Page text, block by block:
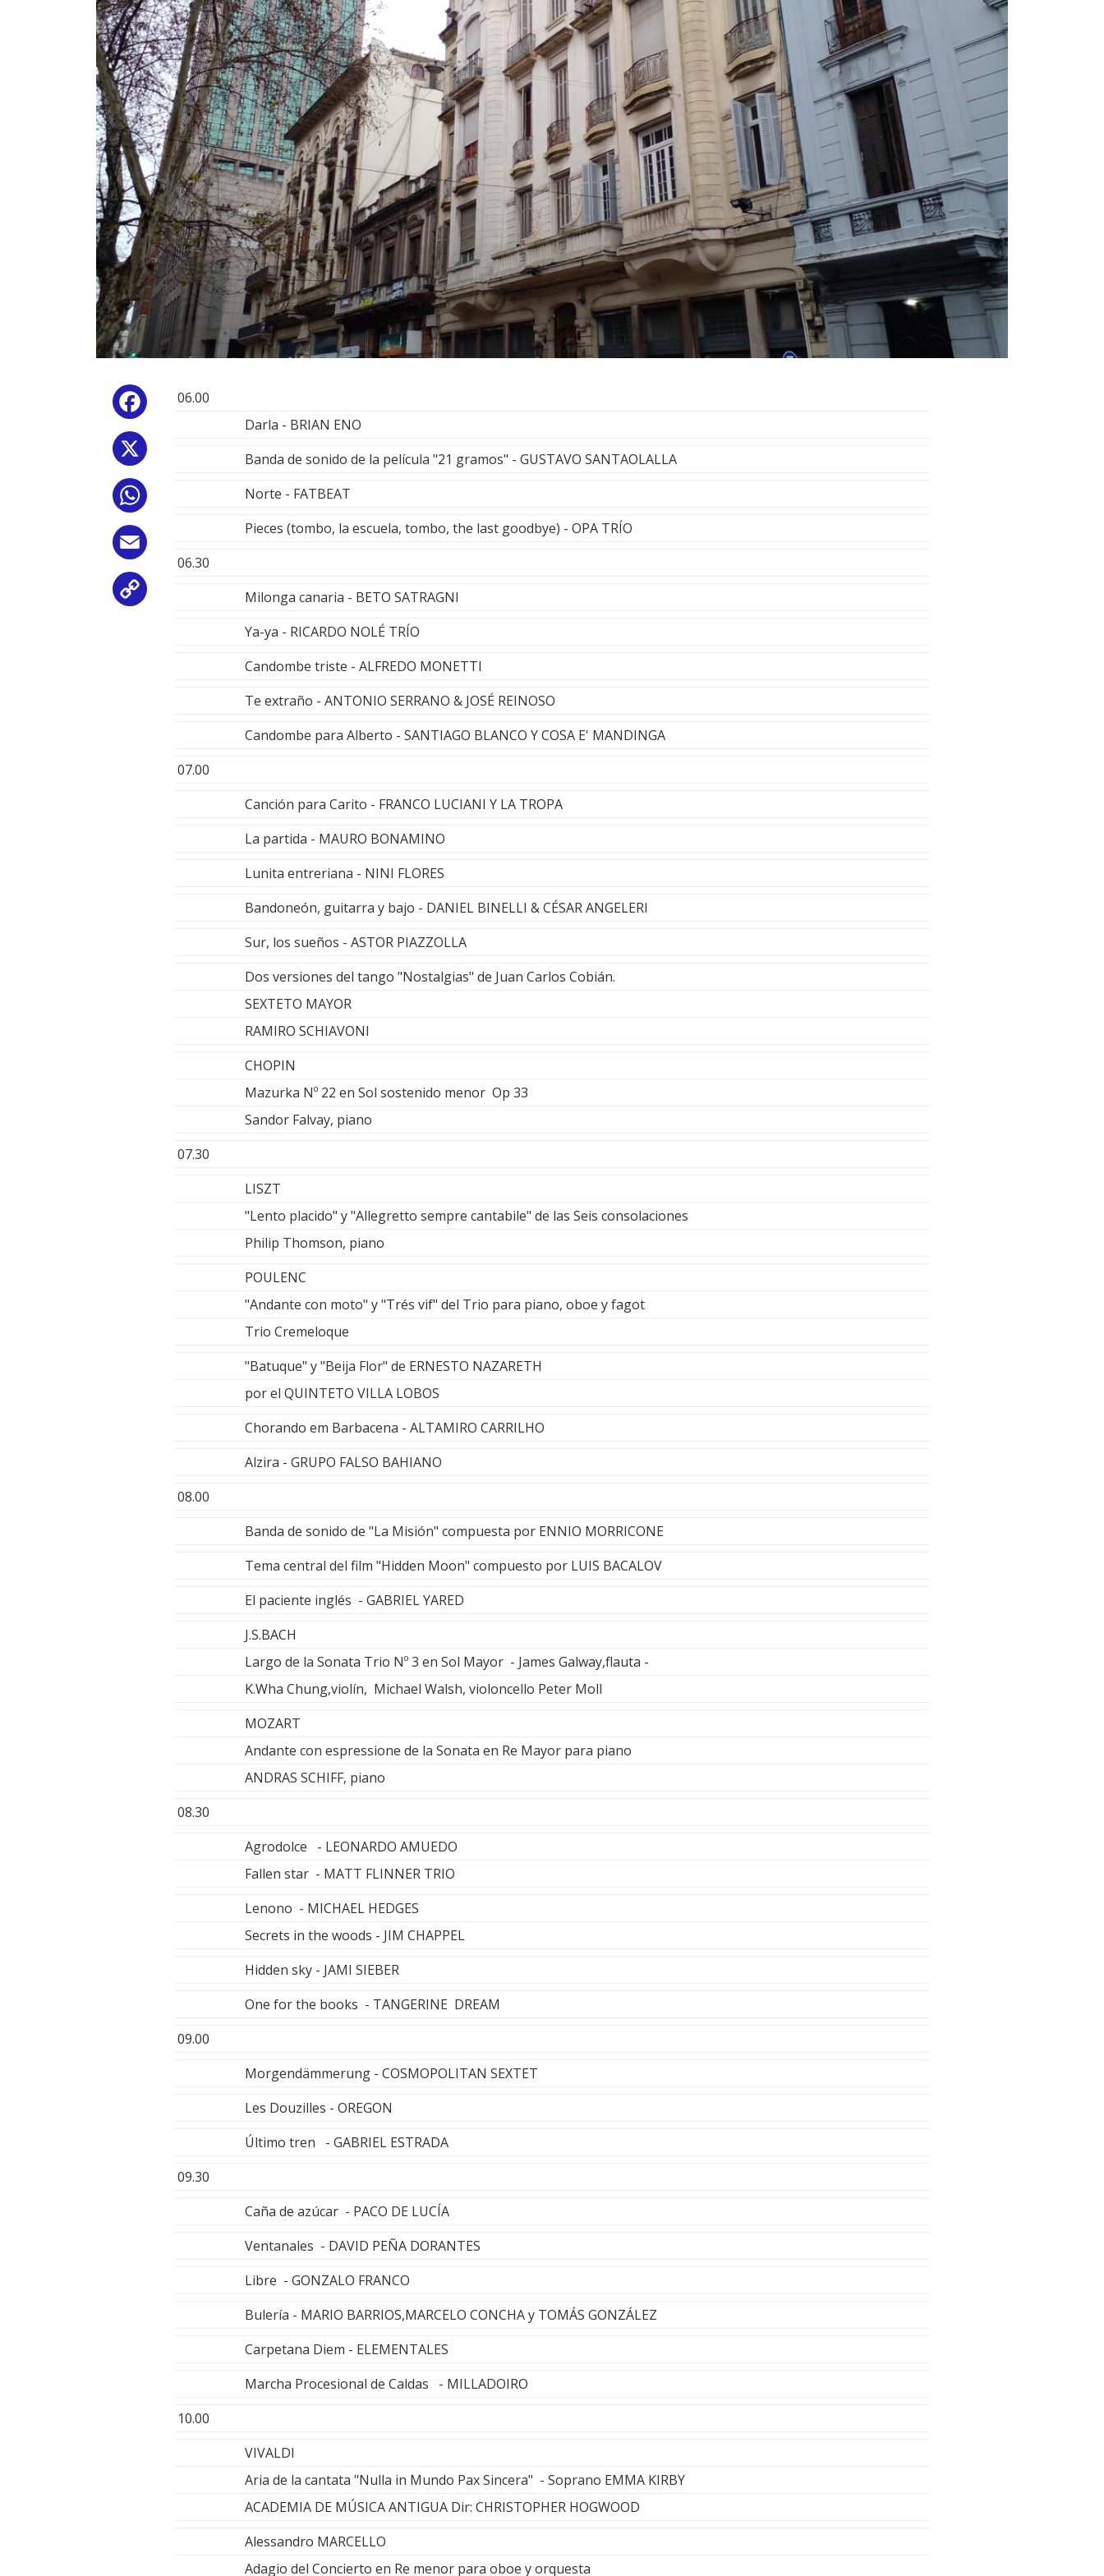
Facebook
06.00
Darla - BRIAN ENO
Banda de sonido de la película "21 gramos" - GUSTAVO SANTAOLALLA
Norte - FATBEAT
Pieces (tombo, la escuela, tombo, the last goodbye) - OPA TRÍO
06.30
Milonga canaria - BETO SATRAGNI
Ya-ya - RICARDO NOLÉ TRÍO
Candombe triste - ALFREDO MONETTI
Te extraño - ANTONIO SERRANO & JOSÉ REINOSO
Candombe para Alberto - SANTIAGO BLANCO Y COSA E' MANDINGA
07.00
Canción para Carito - FRANCO LUCIANI Y LA TROPA
La partida - MAURO BONAMINO
Lunita entreriana - NINI FLORES
Bandoneón, guitarra y bajo - DANIEL BINELLI & CÉSAR ANGELERI
Sur, los sueños - ASTOR PIAZZOLLA
Dos versiones del tango "Nostalgias" de Juan Carlos Cobián.
SEXTETO MAYOR
RAMIRO SCHIAVONI
CHOPIN
Mazurka Nº 22 en Sol sostenido menor Op 33
Sandor Falvay, piano
07.30
LISZT
"Lento placido" y "Allegretto sempre cantabile" de las Seis consolaciones
Philip Thomson, piano
POULENC
"Andante con moto" y "Trés vif" del Trio para piano, oboe y fagot
Trio Cremeloque
"Batuque" y "Beija Flor" de ERNESTO NAZARETH
por el QUINTETO VILLA LOBOS
Chorando em Barbacena - ALTAMIRO CARRILHO
Alzira - GRUPO FALSO BAHIANO
08.00
Banda de sonido de "La Misión" compuesta por ENNIO MORRICONE
Tema central del film "Hidden Moon" compuesto por LUIS BACALOV
El paciente inglés - GABRIEL YARED
J.S.BACH
Largo de la Sonata Trio Nº 3 en Sol Mayor - James Galway,flauta -
K.Wha Chung,violín, Michael Walsh, violoncello Peter Moll
MOZART
Andante con espressione de la Sonata en Re Mayor para piano
ANDRAS SCHIFF, piano
08.30
Agrodolce - LEONARDO AMUEDO
Fallen star - MATT FLINNER TRIO
Lenono - MICHAEL HEDGES
Secrets in the woods - JIM CHAPPEL
Hidden sky - JAMI SIEBER
One for the books - TANGERINE DREAM
09.00
Morgendämmerung - COSMOPOLITAN SEXTET
Les Douzilles - OREGON
Último tren - GABRIEL ESTRADA
09.30
Caña de azúcar - PACO DE LUCÍA
Ventanales - DAVID PEÑA DORANTES
Libre - GONZALO FRANCO
Bulería - MARIO BARRIOS,MARCELO CONCHA y TOMÁS GONZÁLEZ
Carpetana Diem - ELEMENTALES
Marcha Procesional de Caldas - MILLADOIRO
10.00
VIVALDI
Aria de la cantata "Nulla in Mundo Pax Sincera" - Soprano EMMA KIRBY
ACADEMIA DE MÚSICA ANTIGUA Dir: CHRISTOPHER HOGWOOD
Alessandro MARCELLO
Adagio del Concierto en Re menor para oboe y orquesta